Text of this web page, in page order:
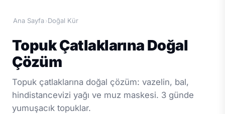
Ana Sayfa ›Doğal Kür
Topuk Çatlaklarına Doğal
Çözüm
Topuk çatlaklarına doğal çözüm: vazelin, bal,
hindistancevizi yağı ve muz maskesi. 3 günde
yumuşacık topuklar.